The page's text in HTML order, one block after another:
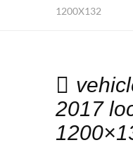
1200X132
2017